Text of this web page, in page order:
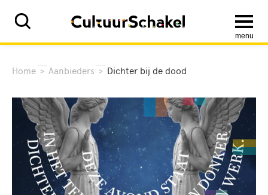
menu
Home > Aanbieders > Dichter bij de dood